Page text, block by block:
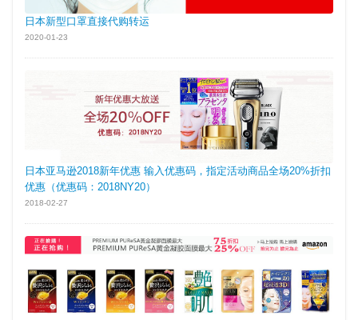
日本新型口罩直接代购转运
2020-01-23
日本亚马逊2018新年优惠 输入优惠码，指定活动商品全场20%折扣
优惠（优惠码：2018NY20）
2018-02-27